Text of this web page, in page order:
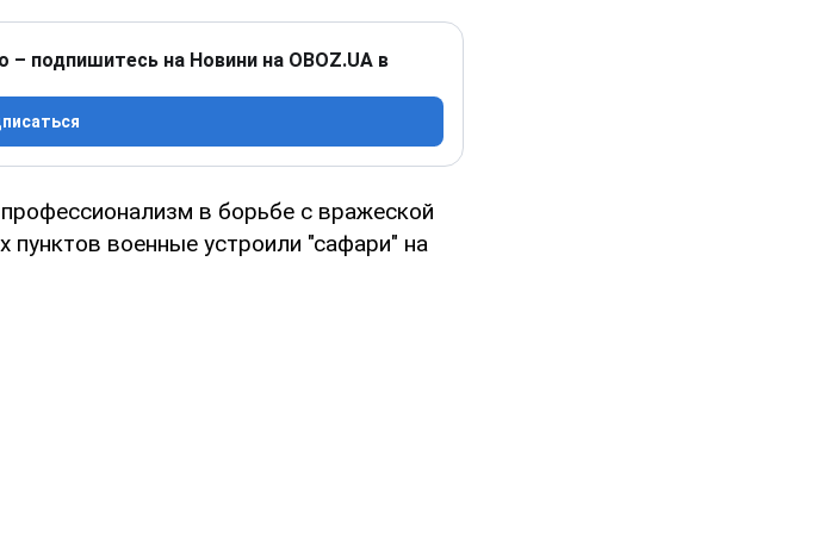
– подпишитесь на Новини на OBOZ.UA в
в борьбе с вражеской
военные устроили "сафари" на